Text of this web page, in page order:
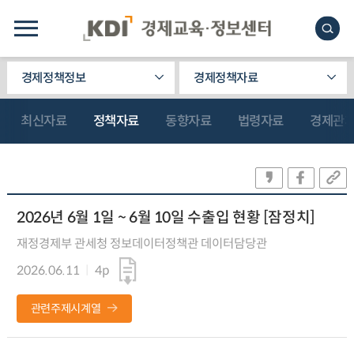
경제정책정보 경제정책자료
최신자료 정책자료 동향자료 법령자료 경제관
2026년 6월 1일 ~ 6월 10일 수출입 현황 [잠정치]
재정경제부 관세청 정보데이터정책관 데이터담당관
2026.06.11
4p
관련주제시계열